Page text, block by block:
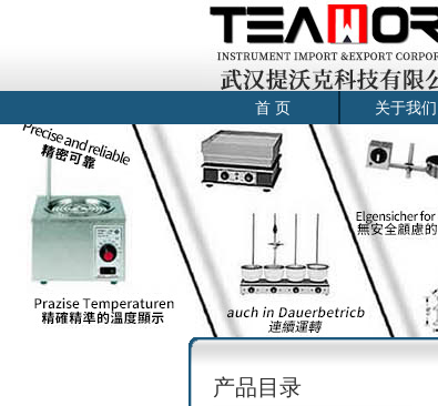
首 页 关于我们
产品目录